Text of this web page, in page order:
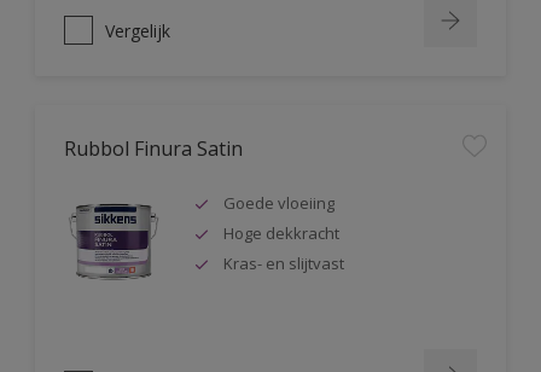
Vergelijk
Rubbol Finura Satin
Goede vloeiing
Hoge dekkracht
Kras- en slijtvast